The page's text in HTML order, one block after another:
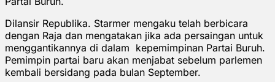
Dilansir Republika. Starmer mengaku telah berbicara
dengan Raja dan mengatakan jika ada persaingan untuk
menggantikannya di dalam kepemimpinan Partai Buruh.
Pemimpin partai baru akan menjabat sebelum parlemen
kembali bersidang pada bulan September.